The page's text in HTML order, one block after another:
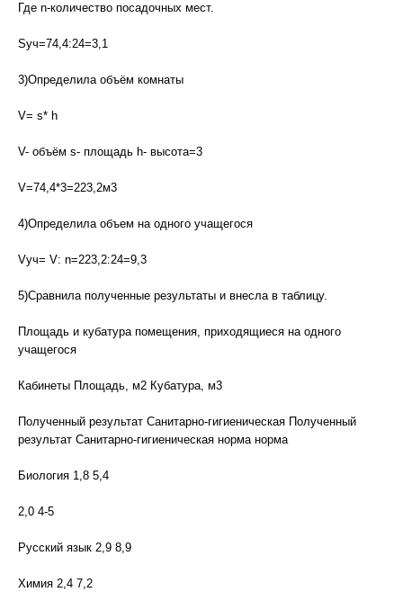
Где n-количество посадочных мест.
Sуч=74,4:24=3,1
3)Определила объём комнаты
V= s* h
V- объём s- площадь h- высота=3
V=74,4*3=223,2м3
4)Определила объем на одного учащегося
Vуч= V: n=223,2:24=9,3
5)Сравнила полученные результаты и внесла в таблицу.
Площадь и кубатура помещения, приходящиеся на одного
учащегося
Кабинеты Площадь, м2 Кубатура, м3
Полученный результат Санитарно-гигиеническая Полученный
результат Санитарно-гигиеническая норма норма
Биология 1,8 5,4
2,0 4-5
Русский язык 2,9 8,9
Химия 2,4 7,2